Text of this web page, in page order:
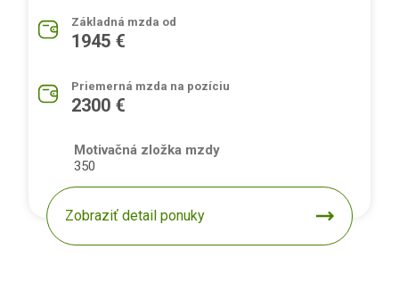
Základná mzda od
1945 €
Priemerná mzda na pozíciu
2300 €
Motivačná zložka mzdy
350
Zobraziť detail ponuky